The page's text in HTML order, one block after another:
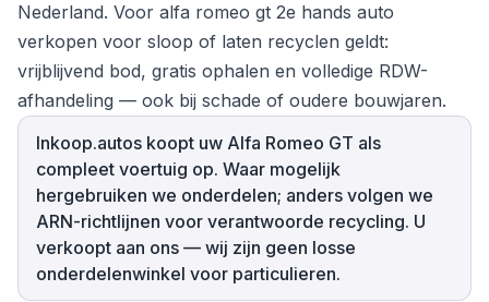
Nederland. Voor alfa romeo gt 2e hands auto
verkopen voor sloop of laten recyclen geldt:
vrijblijvend bod, gratis ophalen en volledige RDW-
afhandeling — ook bij schade of oudere bouwjaren.
Inkoop.autos koopt uw Alfa Romeo GT als
compleet voertuig op. Waar mogelijk
hergebruiken we onderdelen; anders volgen we
ARN-richtlijnen voor verantwoorde recycling. U
verkoopt aan ons — wij zijn geen losse
onderdelenwinkel voor particulieren.